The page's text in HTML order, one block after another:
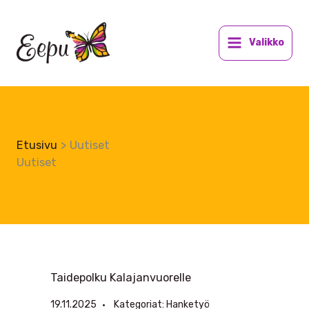
Valikko
Etusivu
Uutiset
Uutiset
Taidepolku Kalajanvuorelle
19.11.2025 Kategoriat: Hanketyö